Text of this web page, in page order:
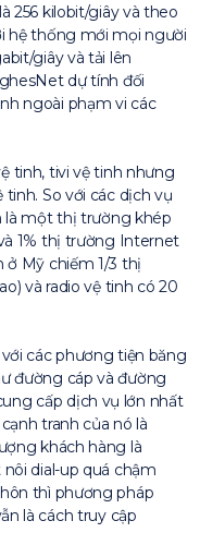
256 kilobit/giây và theo
hệ thống mới mọi người
giây và tải lên
dự tính đối
ngoài phạm vi các
tinh, tivi vệ tinh nhưng
So với các dịch vụ
là một thị trường khép
1% thị trường Internet
ở Mỹ chiếm 1/3 thị
và radio vệ tinh có 20
các phương tiện băng
đường cáp và đường
cấp dịch vụ lớn nhất
tranh của nó là
khách hàng là
dial-up quá chậm
thì phương pháp
là cách truy cập